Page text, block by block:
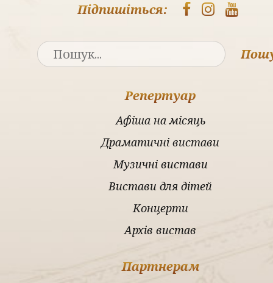
Підпишіться:
Репертуар
Афіша на місяць
Драматичні вистави
Музичні вистави
Вистави для дітей
Концерти
Архів вистав
Партнерам